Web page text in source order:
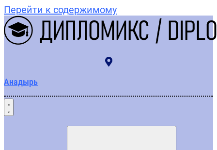
Перейти к содержимому
Анадырь